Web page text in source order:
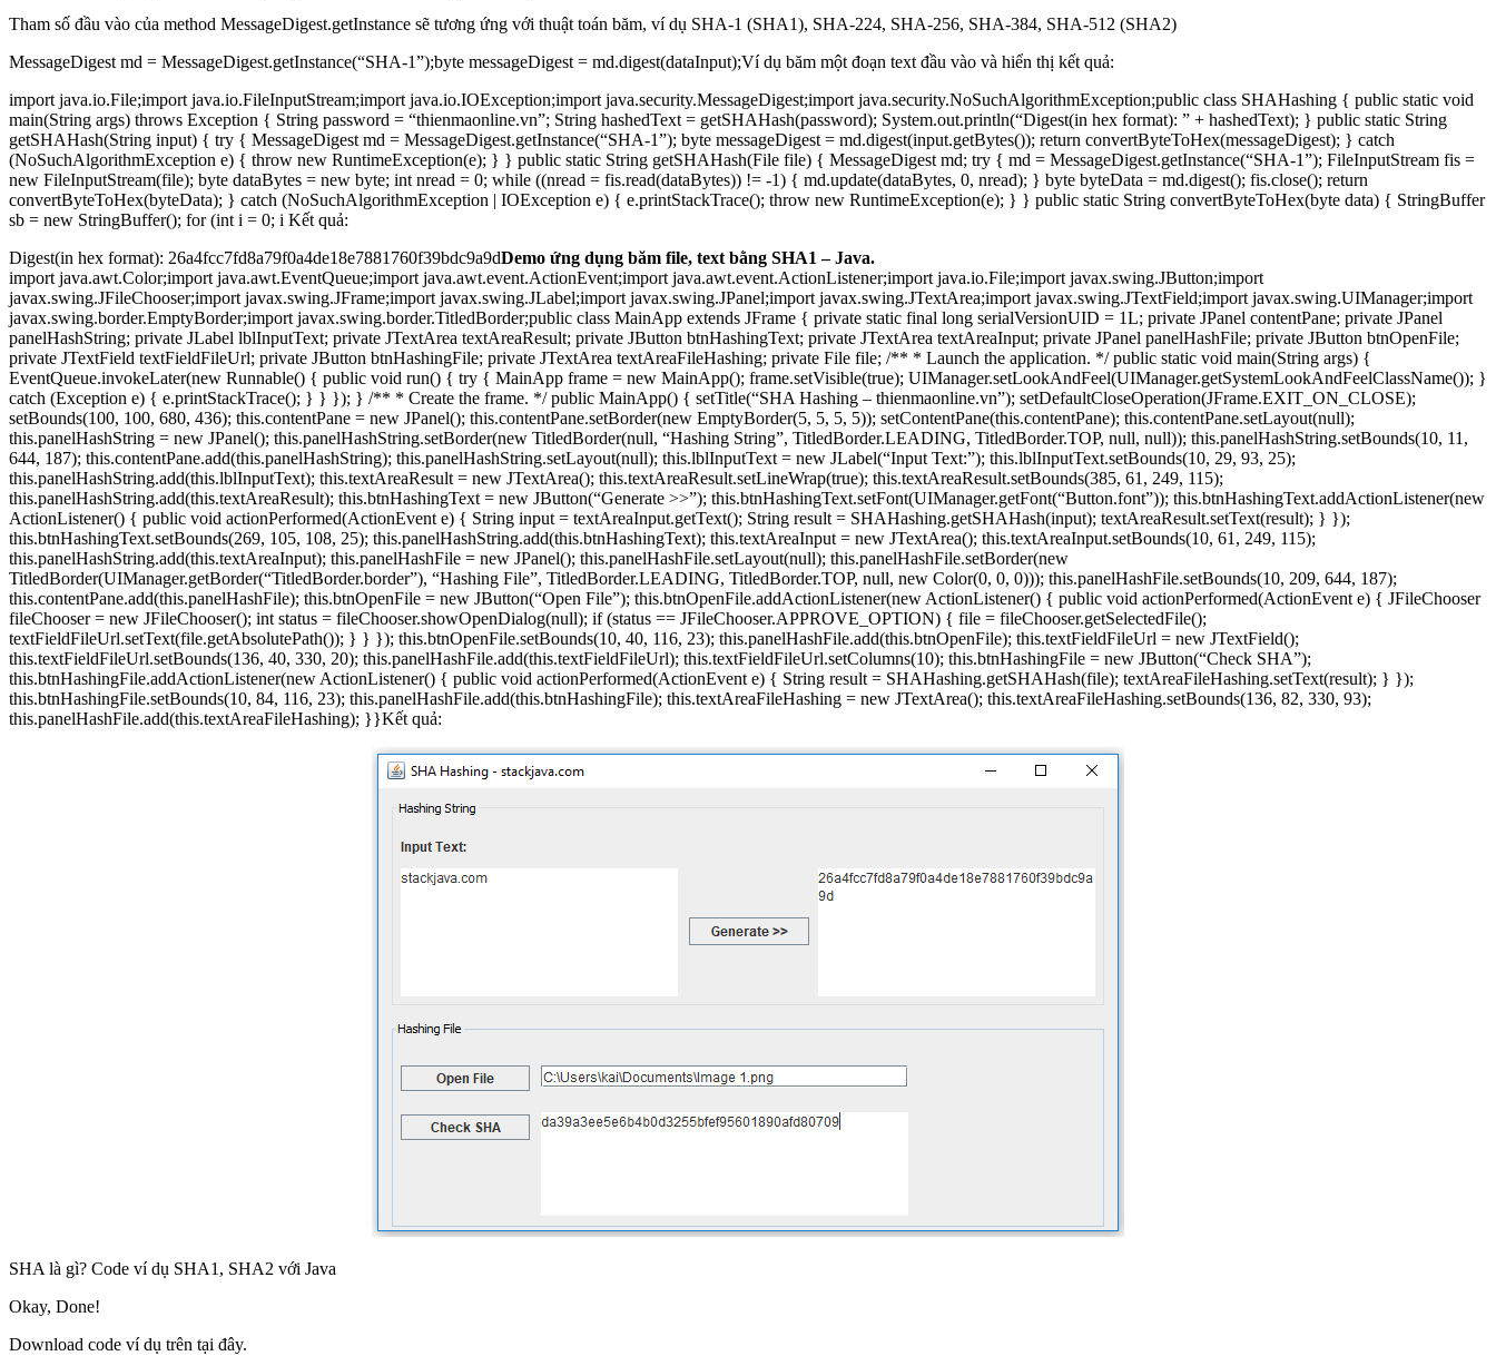
Tham số đầu vào của method MessageDigest.getInstance sẽ tương ứng với thuật toán băm, ví dụ SHA-1 (SHA1), SHA-224, SHA-256, SHA-384, SHA-512 (SHA2)
MessageDigest md = MessageDigest.getInstance(“SHA-1”);byte messageDigest = md.digest(dataInput);Ví dụ băm một đoạn text đầu vào và hiển thị kết quả:
import java.io.File;import java.io.FileInputStream;import java.io.IOException;import java.security.MessageDigest;import java.security.NoSuchAlgorithmException;public class SHAHashing { public static void
main(String args) throws Exception { String password = “thienmaonline.vn”; String hashedText = getSHAHash(password); System.out.println(“Digest(in hex format): ” + hashedText); } public static String
getSHAHash(String input) { try { MessageDigest md = MessageDigest.getInstance(“SHA-1”); byte messageDigest = md.digest(input.getBytes()); return convertByteToHex(messageDigest); } catch
(NoSuchAlgorithmException e) { throw new RuntimeException(e); } } public static String getSHAHash(File file) { MessageDigest md; try { md = MessageDigest.getInstance(“SHA-1”); FileInputStream fis =
new FileInputStream(file); byte dataBytes = new byte; int nread = 0; while ((nread = fis.read(dataBytes)) != -1) { md.update(dataBytes, 0, nread); } byte byteData = md.digest(); fis.close(); return
convertByteToHex(byteData); } catch (NoSuchAlgorithmException | IOException e) { e.printStackTrace(); throw new RuntimeException(e); } } public static String convertByteToHex(byte data) { StringBuffer
sb = new StringBuffer(); for (int i = 0; i Kết quả:
Digest(in hex format): 26a4fcc7fd8a79f0a4de18e7881760f39bdc9a9dDemo ứng dụng băm file, text bằng SHA1 – Java.
import java.awt.Color;import java.awt.EventQueue;import java.awt.event.ActionEvent;import java.awt.event.ActionListener;import java.io.File;import javax.swing.JButton;import
javax.swing.JFileChooser;import javax.swing.JFrame;import javax.swing.JLabel;import javax.swing.JPanel;import javax.swing.JTextArea;import javax.swing.JTextField;import javax.swing.UIManager;import
javax.swing.border.EmptyBorder;import javax.swing.border.TitledBorder;public class MainApp extends JFrame { private static final long serialVersionUID = 1L; private JPanel contentPane; private JPanel
panelHashString; private JLabel lblInputText; private JTextArea textAreaResult; private JButton btnHashingText; private JTextArea textAreaInput; private JPanel panelHashFile; private JButton btnOpenFile;
private JTextField textFieldFileUrl; private JButton btnHashingFile; private JTextArea textAreaFileHashing; private File file; /** * Launch the application. */ public static void main(String args) {
EventQueue.invokeLater(new Runnable() { public void run() { try { MainApp frame = new MainApp(); frame.setVisible(true); UIManager.setLookAndFeel(UIManager.getSystemLookAndFeelClassName()); }
catch (Exception e) { e.printStackTrace(); } } }); } /** * Create the frame. */ public MainApp() { setTitle(“SHA Hashing – thienmaonline.vn”); setDefaultCloseOperation(JFrame.EXIT_ON_CLOSE);
setBounds(100, 100, 680, 436); this.contentPane = new JPanel(); this.contentPane.setBorder(new EmptyBorder(5, 5, 5, 5)); setContentPane(this.contentPane); this.contentPane.setLayout(null);
this.panelHashString = new JPanel(); this.panelHashString.setBorder(new TitledBorder(null, “Hashing String”, TitledBorder.LEADING, TitledBorder.TOP, null, null)); this.panelHashString.setBounds(10, 11,
644, 187); this.contentPane.add(this.panelHashString); this.panelHashString.setLayout(null); this.lblInputText = new JLabel(“Input Text:”); this.lblInputText.setBounds(10, 29, 93, 25);
this.panelHashString.add(this.lblInputText); this.textAreaResult = new JTextArea(); this.textAreaResult.setLineWrap(true); this.textAreaResult.setBounds(385, 61, 249, 115);
this.panelHashString.add(this.textAreaResult); this.btnHashingText = new JButton(“Generate >>”); this.btnHashingText.setFont(UIManager.getFont(“Button.font”)); this.btnHashingText.addActionListener(new
ActionListener() { public void actionPerformed(ActionEvent e) { String input = textAreaInput.getText(); String result = SHAHashing.getSHAHash(input); textAreaResult.setText(result); } });
this.btnHashingText.setBounds(269, 105, 108, 25); this.panelHashString.add(this.btnHashingText); this.textAreaInput = new JTextArea(); this.textAreaInput.setBounds(10, 61, 249, 115);
this.panelHashString.add(this.textAreaInput); this.panelHashFile = new JPanel(); this.panelHashFile.setLayout(null); this.panelHashFile.setBorder(new
TitledBorder(UIManager.getBorder(“TitledBorder.border”), “Hashing File”, TitledBorder.LEADING, TitledBorder.TOP, null, new Color(0, 0, 0))); this.panelHashFile.setBounds(10, 209, 644, 187);
this.contentPane.add(this.panelHashFile); this.btnOpenFile = new JButton(“Open File”); this.btnOpenFile.addActionListener(new ActionListener() { public void actionPerformed(ActionEvent e) { JFileChooser
fileChooser = new JFileChooser(); int status = fileChooser.showOpenDialog(null); if (status == JFileChooser.APPROVE_OPTION) { file = fileChooser.getSelectedFile();
textFieldFileUrl.setText(file.getAbsolutePath()); } } }); this.btnOpenFile.setBounds(10, 40, 116, 23); this.panelHashFile.add(this.btnOpenFile); this.textFieldFileUrl = new JTextField();
this.textFieldFileUrl.setBounds(136, 40, 330, 20); this.panelHashFile.add(this.textFieldFileUrl); this.textFieldFileUrl.setColumns(10); this.btnHashingFile = new JButton(“Check SHA”);
this.btnHashingFile.addActionListener(new ActionListener() { public void actionPerformed(ActionEvent e) { String result = SHAHashing.getSHAHash(file); textAreaFileHashing.setText(result); } });
this.btnHashingFile.setBounds(10, 84, 116, 23); this.panelHashFile.add(this.btnHashingFile); this.textAreaFileHashing = new JTextArea(); this.textAreaFileHashing.setBounds(136, 82, 330, 93);
this.panelHashFile.add(this.textAreaFileHashing); }}Kết quả:
SHA là gì? Code ví dụ SHA1, SHA2 với Java
Okay, Done!
Download code ví dụ trên tại đây.